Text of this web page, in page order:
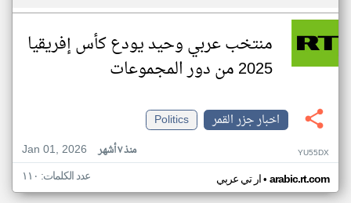
منتخب عربي وحيد يودع كأس إفريقيا
2025 من دور المجموعات
اخبار جزر القمر
Politics
Jan 01, 2026
منذ ٧ أشهر YU55DX
ار تي عربي• arabic.rt.com عدد الكلمات: ١١٠